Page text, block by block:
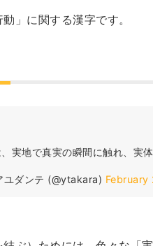
」に関する漢字です。
実地で真実の瞬間に触れ、実
ダンテ (@ytakara)